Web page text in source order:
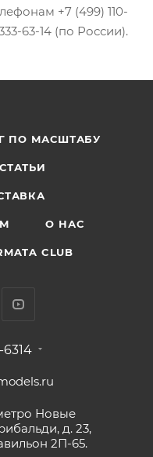
+7 (499) 110-
63-14 (по России).
ПО МАСШТАБУ
СТАТЬИ
О НАС
CLUB
Новые
д. 23,
2П-65.